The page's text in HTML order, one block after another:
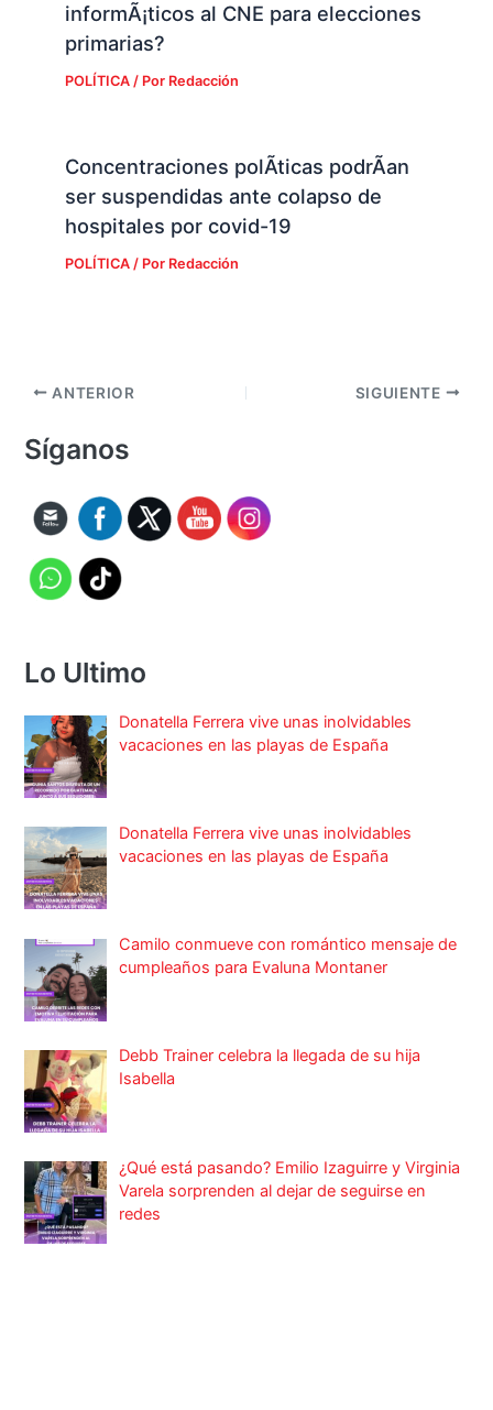
informÃ¡ticos al CNE para elecciones
primarias?
POLÍTICA/ Por Redacción
Concentraciones polÃ­ticas podrÃ­an
ser suspendidas ante colapso de
hospitales por covid-19
POLÍTICA/ Por Redacción
ANTERIOR SIGUIENTE
Síganos
Lo Ultimo
Donatella Ferrera vive unas inolvidables
vacaciones en las playas de España
Donatella Ferrera vive unas inolvidables
vacaciones en las playas de España
Camilo conmueve con romántico mensaje de
cumpleaños para Evaluna Montaner
Debb Trainer celebra la llegada de su hija
Isabella
¿Qué está pasando? Emilio Izaguirre y Virginia
Varela sorprenden al dejar de seguirse en
redes